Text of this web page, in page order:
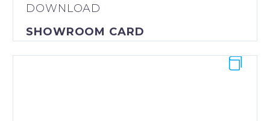
DOWNLOAD
SHOWROOM CARD

